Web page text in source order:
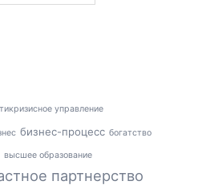
управление
бизнес-процесс богатство
высшее образование
партнерство